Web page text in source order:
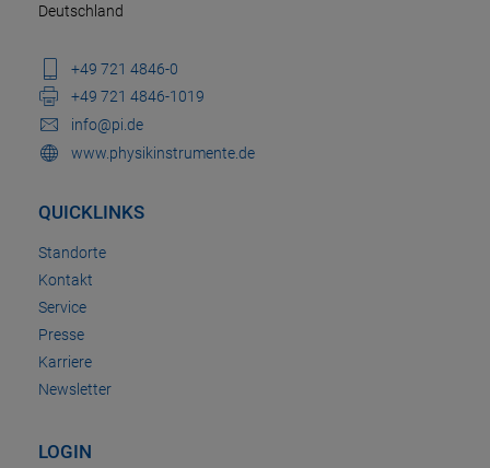
Deutschland
+49 721 4846-0
+49 721 4846-1019
info@pi.de
www.physikinstrumente.de
QUICKLINKS
Standorte
Kontakt
Service
Presse
Karriere
Newsletter
LOGIN